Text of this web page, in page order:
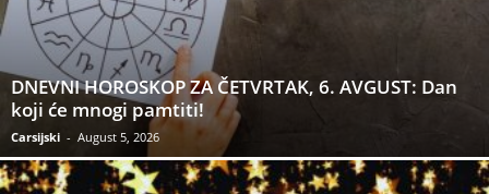
DNEVNI HOROSKOP ZA ČETVRTAK, 6. AVGUST: Dan
koji će mnogi pamtiti!
Carsijski - August 5, 2026